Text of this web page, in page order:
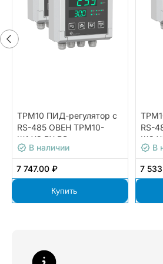
ТРМ10 ПИД-регулятор с
RS-485 ОВЕН ТРМ10-
Щ1.У3.РУ.RS
В наличии
7 747.00 ₽
Купить
RS-
В
7